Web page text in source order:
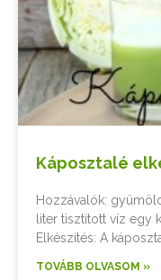
Káposztalé
Hozzávalók:
liter tisztított víz egy
Elkészítés: A
TOVÁBB OLVASOM »